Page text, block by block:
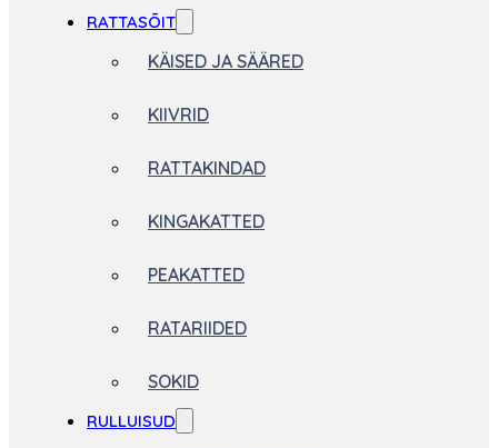
RATTASÕIT
KÄISED JA SÄÄRED
KIIVRID
RATTAKINDAD
KINGAKATTED
PEAKATTED
RATARIIDED
SOKID
RULLUISUD